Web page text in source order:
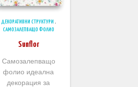
ДЕКОРАТИВНИ СТРУКТУРИ ,
САМОЗАЛЕПВАЩО ФОЛИО
Sunflor
Самозалепващо
фолио идеална
декорация за